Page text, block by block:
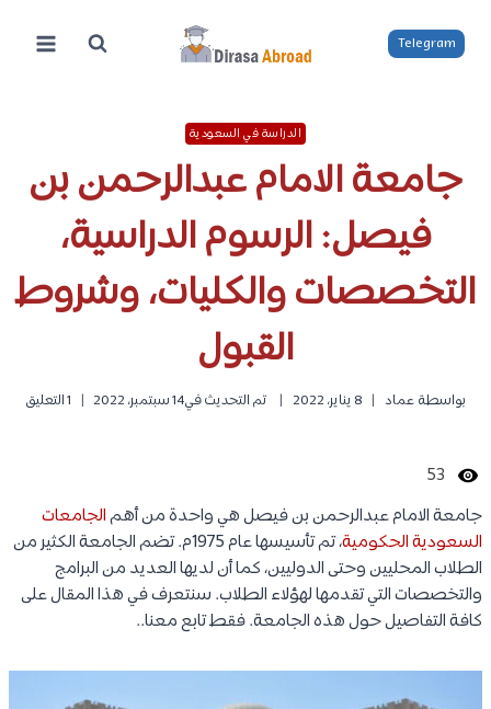
المحتوى
Telegram
الدراسة في السعودية
جامعة الامام عبدالرحمن بن
فيصل: الرسوم الدراسية،
التخصصات والكليات، وشروط
القبول
بواسطة عماد 8 يناير، 2022 تم التحديث في14 سبتمبر، 2022 1 التعليق
53
جامعة الامام عبدالرحمن بن فيصل هي واحدة من أهمالجامعات
السعودية الحكومية
، تم تأسيسها عام 1975م. تضم الجامعة الكثير من
الطلاب المحليين وحتى الدوليين، كما أن لديها العديد من البرامج
والتخصصات التي تقدمها لهؤلاء الطلاب. سنتعرف في هذا المقال على
كافة التفاصيل حول هذه الجامعة. فقط تابع معنا..